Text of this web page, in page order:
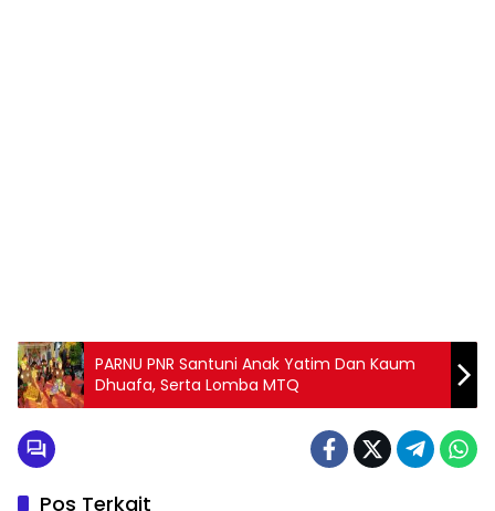
PARNU PNR Santuni Anak Yatim Dan Kaum
Dhuafa, Serta Lomba MTQ
Pos Terkait